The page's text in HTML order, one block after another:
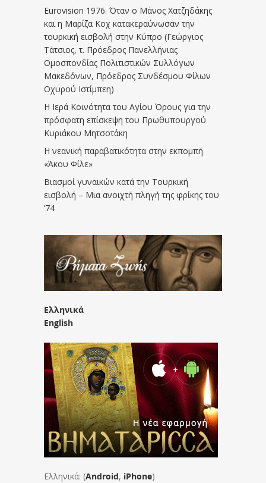
Eurovision 1976. Όταν ο Μάνος Χατζηδάκης
και η Μαρίζα Κοχ κατακεραύνωσαν την
τουρκική εισβολή στην Κύπρο (Γεώργιος
Τάτσιος, τ. Πρόεδρος Πανελλήνιας
Ομοσπονδίας Πολιτιστικών Συλλόγων
Μακεδόνων, Πρόεδρος Συνδέσμου Φίλων
Οχυρού Ιστίμπεη)
Η Ιερά Κοινότητα του Αγίου Όρους για την
πρόσφατη επίσκεψη του Πρωθυπουργού
Κυριάκου Μητσοτάκη
Η νεανική παραβατικότητα στην εκπομπή
«Άκου Φίλε»
Βιασμοί γυναικών κατά την Τουρκική
εισβολή – Μια ανοιχτή πληγή της φρίκης του
’74
Ελληνικά
English
Ελληνικά: (Android, iPhone)